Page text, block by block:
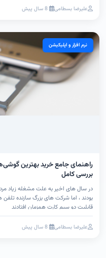
علیرضا بسطامی 8 سال پیش
نرم افزار و اپلیکیشن
راهنمای جامع خرید بهترین
بررسی کامل
در سال های اخیر به علت مشغله زیاد
بودند ، اما شرکت های بزرگ سازنده
قابلیت دو سیم کارت همزمان افتادند
علیرضا بسطامی 8 سال پیش